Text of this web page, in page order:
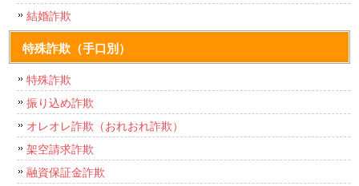
結婚詐欺
特殊詐欺（手口別）
特殊詐欺
振り込め詐欺
オレオレ詐欺（おれおれ詐欺）
架空請求詐欺
融資保証金詐欺